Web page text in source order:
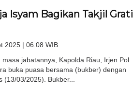
Isyam Bagikan Takjil
2025 | 06:08 WIB
jabatannya, Kapolda Riau, Irjen Pol
buka puasa bersama (bukber) dengan
03/2025). Bukber...